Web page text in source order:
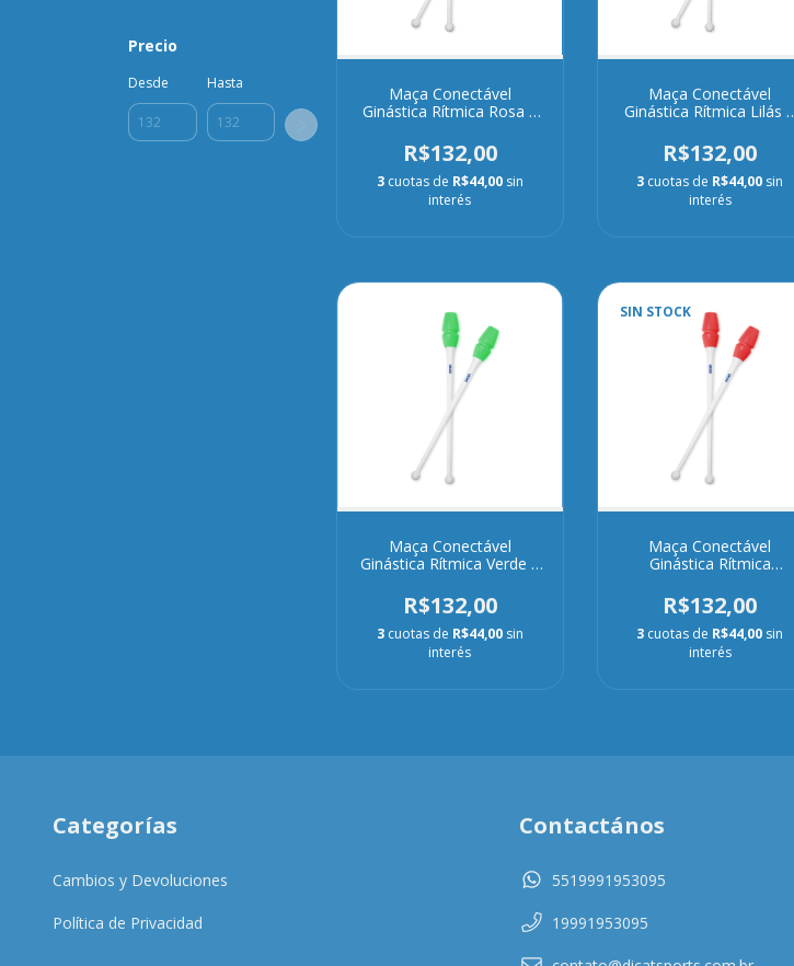
Precio
Desde Hasta
Maça Conectável
Ginástica Rítmica Rosa e
R$132,00
3 cuotas de R$44,00 sin
interés
Maça Conectável
Ginástica Rítmica Lilás e
R$132,00
3 cuotas de R$44,00 sin
interés
Maça Conectável
Ginástica Rítmica Verde e
R$132,00
3 cuotas de R$44,00 sin
interés
SIN STOCK
Maça Conectável
Ginástica Rítmica
R$132,00
3 cuotas de R$44,00 sin
interés
Categorías
Cambios y Devoluciones
Política de Privacidad
Contactános
5519991953095
19991953095